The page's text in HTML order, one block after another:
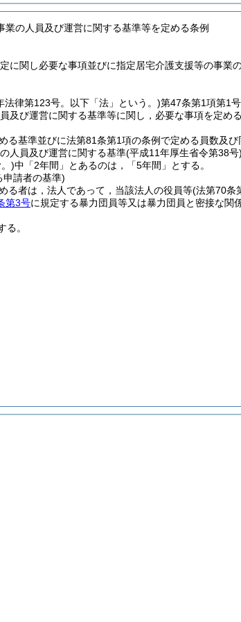
の人員及び運営に関する基準等を定める条例
に関し必要な事項並びに指定居宅介護支援等の事
法律第123号。以下「法」という。)第47条第1項第1
及び運営に関する基準等に関し，必要な事項を定める
る基準並びに法第81条第1項の条例で定める員数及
人員及び運営に関する基準(平成11年厚生省令第38号)
)中「2年間」とあるのは，「5年間」とする。
申請者の基準)
る者は，法人であって，当該法人の役員等(法第70条
第3号に規定する暴力団員等又は暴力団員と密接な関
る。